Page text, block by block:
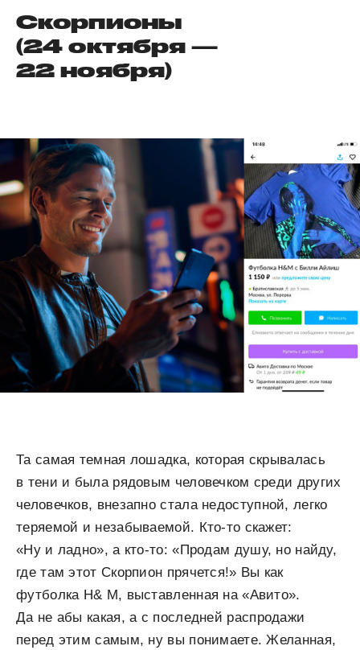
Скорпионы
(24 октября —
22 ноября)
Та самая темная лошадка, которая скрывалась
в тени и была рядовым человечком среди других
человечков, внезапно стала недоступной, легко
теряемой и незабываемой. Кто-то скажет:
«Ну и ладно», а кто-то: «Продам душу, но найду,
где там этот Скорпион прячется!» Вы как
футболка H& M, выставленная на «Авито».
Да не абы какая, а с последней распродажи
перед этим самым, ну вы понимаете. Желанная,